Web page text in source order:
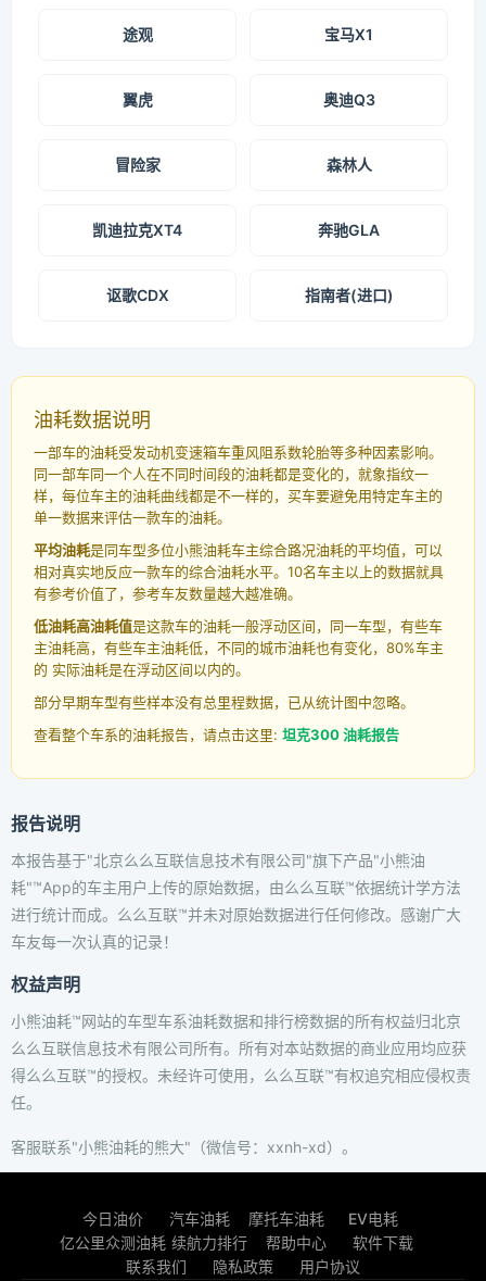
途观 宝马X1
翼虎 奥迪Q3
冒险家 森林人
凯迪拉克XT4 奔驰GLA
讴歌CDX 指南者(进口)
油耗数据说明
一部车的油耗受发动机变速箱车重风阻系数轮胎等多种因素影响。
同一部车同一个人在不同时间段的油耗都是变化的，就象指纹一
样，每位车主的油耗曲线都是不一样的，买车要避免用特定车主的
单一数据来评估一款车的油耗。
平均油耗是同车型多位小熊油耗车主综合路况油耗的平均值，可以
相对真实地反应一款车的综合油耗水平。10名车主以上的数据就具
有参考价值了，参考车友数量越大越准确。
低油耗高油耗值是这款车的油耗一般浮动区间，同一车型，有些车
主油耗高，有些车主油耗低，不同的城市油耗也有变化，80%车主
的 实际油耗是在浮动区间以内的。
部分早期车型有些样本没有总里程数据，已从统计图中忽略。
查看整个车系的油耗报告，请点击这里: 坦克300 油耗报告
报告说明
本报告基于"北京么么互联信息技术有限公司"旗下产品"小熊油
耗"™App的车主用户上传的原始数据，由么么互联™依据统计学方法
进行统计而成。么么互联™并未对原始数据进行任何修改。感谢广大
车友每一次认真的记录！
权益声明
小熊油耗™网站的车型车系油耗数据和排行榜数据的所有权益归北京
么么互联信息技术有限公司所有。所有对本站数据的商业应用均应获
得么么互联™的授权。未经许可使用，么么互联™有权追究相应侵权责
任。
客服联系"小熊油耗的熊大"（微信号：xxnh-xd）。
今日油价 汽车油耗 摩托车油耗
EV电耗
亿公里众测油耗 续航力排行 帮助中心
软件下载
联系我们
隐私政策 用户协议